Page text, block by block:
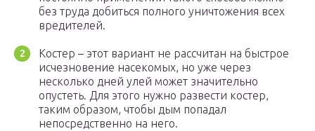
без труда добиться полного уничтожения всех
вредителей.
Костер – этот вариант не рассчитан на быстрое
исчезновение насекомых, но уже через
несколько дней улей может значительно
опустеть. Для этого нужно развести костер,
таким образом, чтобы дым попадал
непосредственно на него.